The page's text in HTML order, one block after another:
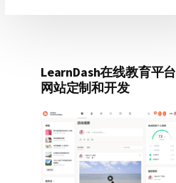
LearnDash在线教育平台
网站定制和开发